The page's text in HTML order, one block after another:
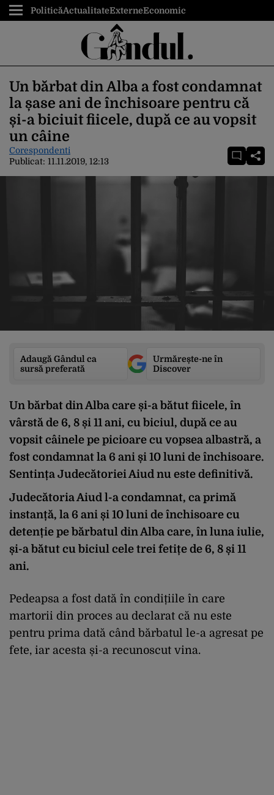
PoliticăActualitateExterneEconomic
Un bărbat din Alba a fost condamnat
la șase ani de închisoare pentru că
și-a biciuit fiicele, după ce au vopsit
un câine
Corespondenti
Publicat: 11.11.2019, 12:13
Adaugă Gândul ca
sursă preferată
Urmărește-ne în
Discover
Un bărbat din Alba care și-a bătut fiicele, în
vârstă de 6, 8 și 11 ani, cu biciul, după ce au
vopsit câinele pe picioare cu vopsea albastră, a
fost condamnat la 6 ani și 10 luni de închisoare.
Sentința Judecătoriei Aiud nu este definitivă.
Judecătoria Aiud l-a condamnat, ca primă
instanță, la 6 ani și 10 luni de închisoare cu
detenție pe bărbatul din Alba care, în luna iulie,
și-a bătut cu biciul cele trei fetițe de 6, 8 și 11
ani.
Pedeapsa a fost dată în condițiile în care
martorii din proces au declarat că nu este
pentru prima dată când bărbatul le-a agresat pe
fete, iar acesta și-a recunoscut vina.